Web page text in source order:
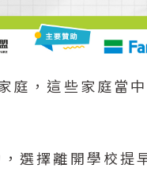
庭，這些家庭當
選擇離開學校